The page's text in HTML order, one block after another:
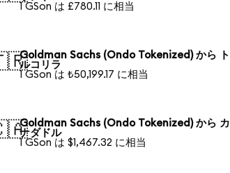
1 GSon は £780.11 に相当
Goldman Sachs (Ondo Tokenized) から ト
ルコリラ
1 GSon は ₺50,199.17 に相当
Goldman Sachs (Ondo Tokenized) から カ
ナダドル
1 GSon は $1,467.32 に相当